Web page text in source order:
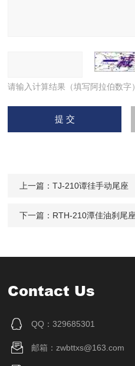
请输入计算结果（填写阿拉伯数字
上一篇：TJ-210谭徍手动尾座
下一篇： RTH-210潭佳油刹尾座
Contact Us
QQ：329685301
邮箱：zwbttxs@163.com